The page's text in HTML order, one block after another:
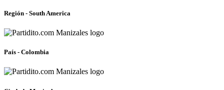
Región - South America
País - Colombia